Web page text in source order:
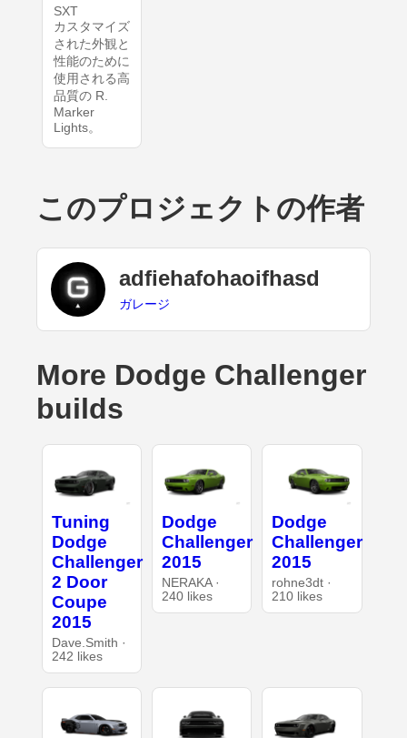
SXT
カスタマイズ
された外観と
性能のために
使用される高
品質の R.
Marker
Lights。
このプロジェクトの作者
adfiehafohaoifhasd
ガレージ
More Dodge Challenger
builds
Tuning
Dodge
Challenger
2 Door
Coupe
2015
Dave.Smith ·
242 likes
Dodge
Challenger
2015
NERAKA ·
240 likes
Dodge
Challenger
2015
rohne3dt ·
210 likes